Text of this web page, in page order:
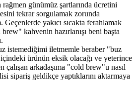
rağmen günümüz şartlarında ücretini
tekrar sorgulamak zorunda
Geçenlerde yakıcı sıcakta ferahlamak
kahvenin hazırlanışı beni başta
istemediğimi iletmemle beraber "buz
içindeki ürünün eksik olacağı ve yeterince
çalışan arkadaşıma "cold brew"u nasıl
sipariş geldikçe yaptıklarını aktarmaya